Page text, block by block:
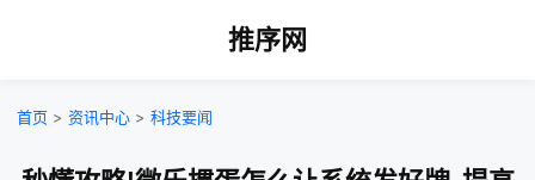
推序网
首页 > 资讯中心 > 科技要闻